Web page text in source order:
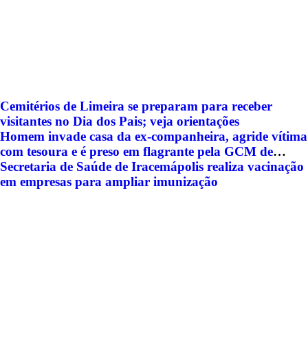
Cemitérios de Limeira se preparam para receber
visitantes no Dia dos Pais; veja orientações
Homem invade casa da ex-companheira, agride vítima
com tesoura e é preso em flagrante pela GCM de
Limeira
Secretaria de Saúde de Iracemápolis realiza vacinação
em empresas para ampliar imunização